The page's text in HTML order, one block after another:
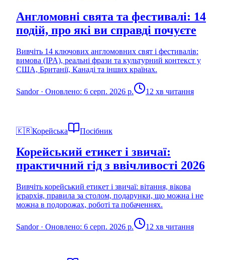
Англомовні свята та фестивалі: 14
подій, про які ви справді почуєте
Вивчіть 14 ключових англомовних свят і фестивалів:
вимова (IPA), реальні фрази та культурний контекст у
США, Британії, Канаді та інших країнах.
Sandor· Оновлено: 6 серп. 2026 р. 12 хв читання
🇰🇷Корейська Посібник
Корейський етикет і звичаї:
практичний гід з ввічливості 2026
Вивчіть корейський етикет і звичаї: вітання, вікова
ієрархія, правила за столом, подарунки, що можна і не
можна в подорожах, роботі та побаченнях.
Sandor· Оновлено: 6 серп. 2026 р. 12 хв читання